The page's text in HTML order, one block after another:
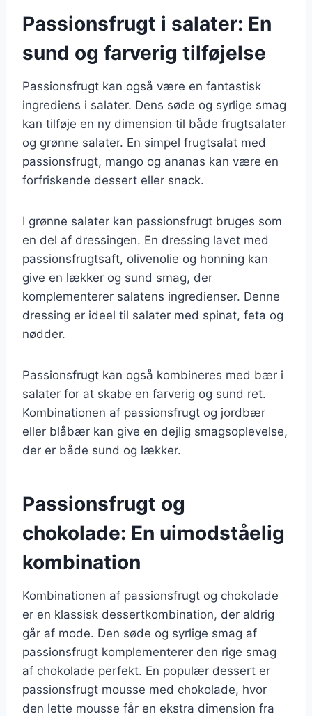
Passionsfrugt i salater: En
sund og farverig tilføjelse
Passionsfrugt kan også være en fantastisk
ingrediens i salater. Dens søde og syrlige smag
kan tilføje en ny dimension til både frugtsalater
og grønne salater. En simpel frugtsalat med
passionsfrugt, mango og ananas kan være en
forfriskende dessert eller snack.
I grønne salater kan passionsfrugt bruges som
en del af dressingen. En dressing lavet med
passionsfrugtsaft, olivenolie og honning kan
give en lækker og sund smag, der
komplementerer salatens ingredienser. Denne
dressing er ideel til salater med spinat, feta og
nødder.
Passionsfrugt kan også kombineres med bær i
salater for at skabe en farverig og sund ret.
Kombinationen af passionsfrugt og jordbær
eller blåbær kan give en dejlig smagsoplevelse,
der er både sund og lækker.
Passionsfrugt og
chokolade: En uimodståelig
kombination
Kombinationen af passionsfrugt og chokolade
er en klassisk dessertkombination, der aldrig
går af mode. Den søde og syrlige smag af
passionsfrugt komplementerer den rige smag
af chokolade perfekt. En populær dessert er
passionsfrugt mousse med chokolade, hvor
den lette mousse får en ekstra dimension fra